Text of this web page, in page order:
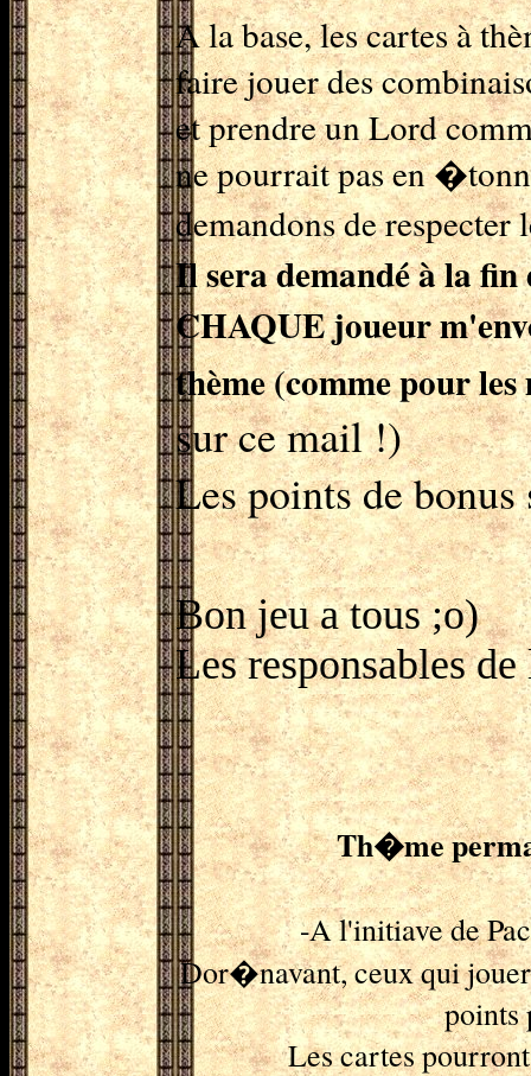
A la base, les cartes à
faire jouer des
et prendre un Lord
ne pourrait pas en
demandons de
Il sera demandé à la
CHAQUE joueur
thème (comme pour
sur ce mail !)
Les points de
Bon jeu a tous ;o)
Les responsables
Th�me
-A l'initiave de
Dor�navant, ceux qui
points
Les cartes